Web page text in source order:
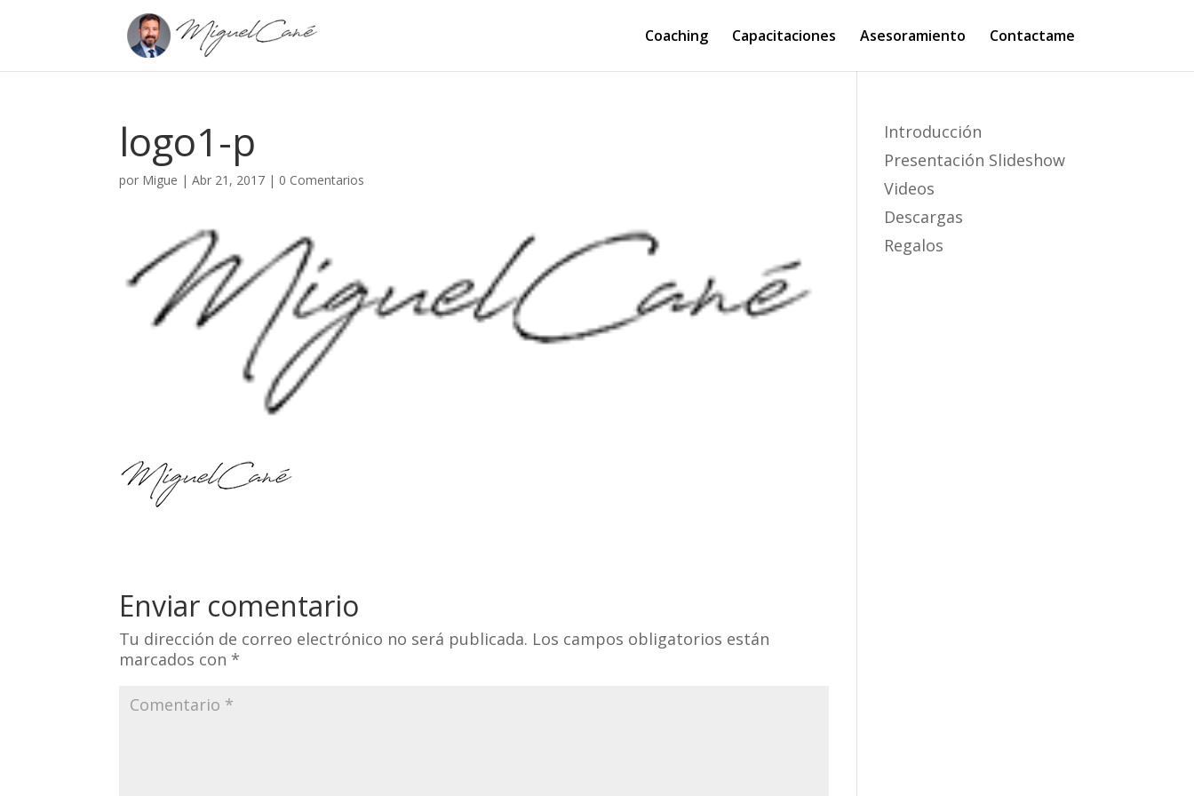
Coaching Capacitaciones Asesoramiento Contactame
logo1-p
por Migue |Abr 21, 2017 | 0 Comentarios
Enviar comentario
Tu dirección de correo electrónico no será publicada. Los campos obligatorios están
marcados con *
Introducción
Presentación Slideshow
Videos
Descargas
Regalos